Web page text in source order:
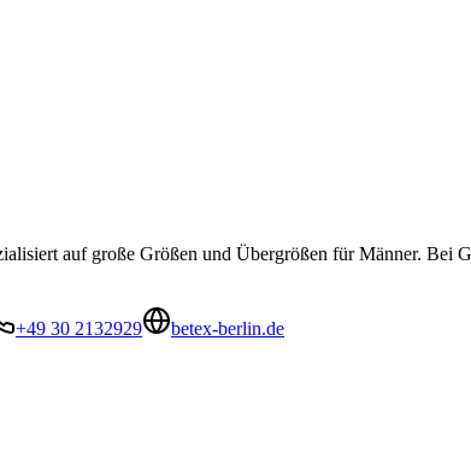
auf große Größen und Übergrößen für Männer.
+49 30 2132929
betex-berlin.de